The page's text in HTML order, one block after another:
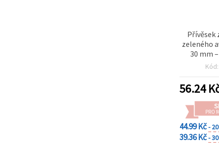
Přívěsek
zeleného
30 mm
Kód:
56.24
PRO
44.99 Kč-
39.36 Kč-